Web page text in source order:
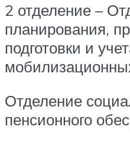
2 отделение –
планирования,
подготовки и
Отделение
пенсионного